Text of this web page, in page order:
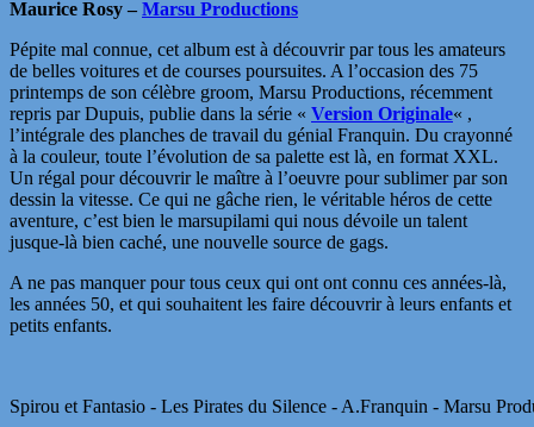
Maurice Rosy –Marsu Productions
Pépite mal connue, cet album est à découvrir par tous les amateurs
de belles voitures et de courses poursuites. A l’occasion des 75
printemps de son célèbre groom, Marsu Productions, récemment
repris par Dupuis, publie dans la série « Version Originale« ,
l’intégrale des planches de travail du génial Franquin. Du crayonné
à la couleur, toute l’évolution de sa palette est là, en format XXL.
Un régal pour découvrir le maître à l’oeuvre pour sublimer par son
dessin la vitesse. Ce qui ne gâche rien, le véritable héros de cette
aventure, c’est bien le marsupilami qui nous dévoile un talent
jusque-là bien caché, une nouvelle source de gags.
A ne pas manquer pour tous ceux qui ont ont connu ces années-là,
les années 50, et qui souhaitent les faire découvrir à leurs enfants et
petits enfants.
Spirou et Fantasio - Les Pirates du Silence - A.Franquin - Marsu